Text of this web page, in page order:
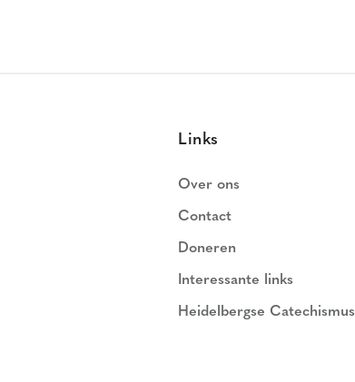
Links
Over ons
Contact
Doneren
Interessante links
Heidelbergse Catechismus